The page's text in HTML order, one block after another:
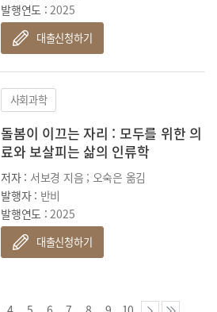
발행연도 :2025
대출신청하기
사회과학
돌봄이 이끄는 자리 : 모두를 위한 의
료와 보살피는 삶의 인류학
저자 : 서보경 지음 ; 오숙은 옮김
발행자 : 반비
발행연도 :2025
대출신청하기